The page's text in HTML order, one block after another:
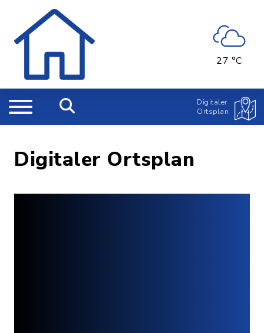
27 °C
Digitaler
Ortsplan
Digitaler Ortsplan